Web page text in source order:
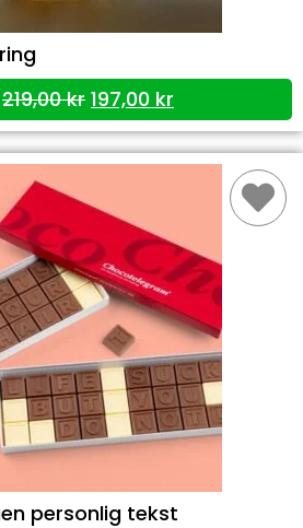
219,00kr 197,00 kr
personlig tekst